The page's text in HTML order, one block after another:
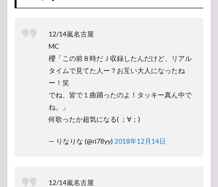
12/14嵐名古屋
MC
櫻「この前８時だＪ収録したんだけど、リアル
タイムで見てた人ー？お互い大人になったね
ー！笑
でね、皆で１曲踊ったのよ！タッキー真ん中で
ね。」
何歌ったか超気になる( ；∀；)
— りなりな (@ri78yy) 2018年12月14日
12/14嵐名古屋